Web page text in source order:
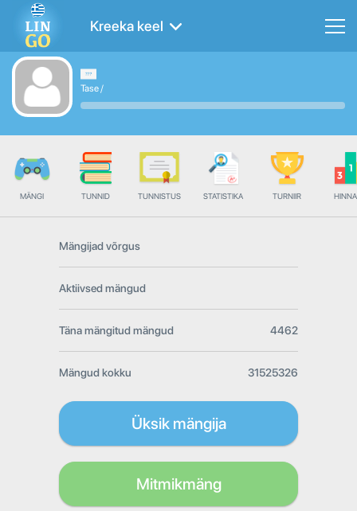
Kreeka keel
Tase/
MÄNGI TUNNID TUNNISTUS STATISTIKA TURNIIR
Mängijad võrgus
Aktiivsed mängud
Täna mängitud mängud 4462
Mängud kokku 31525326
Üksik mängija
Mitmikmäng